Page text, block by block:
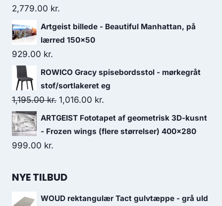
2,779.00 kr.
Artgeist billede - Beautiful Manhattan, på
lærred 150x50
929.00 kr.
ROWICO Gracy spisebordsstol - mørkegråt
stof/sortlakeret eg
1,195.00kr. 1,016.00 kr.
ARTGEIST Fototapet af geometrisk 3D-kusnt
- Frozen wings (flere størrelser) 400x280
999.00 kr.
NYE TILBUD
WOUD rektangulær Tact gulvtæppe - grå uld